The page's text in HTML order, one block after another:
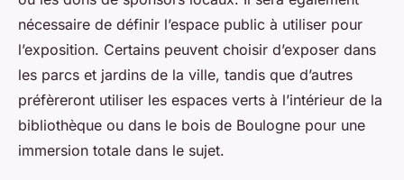
nécessaire de définir l’espace public à utiliser pour
l’exposition. Certains peuvent choisir d’exposer dans
les parcs et jardins de la ville, tandis que d’autres
préfèreront utiliser les espaces verts à l’intérieur de la
bibliothèque ou dans le bois de Boulogne pour une
immersion totale dans le sujet.